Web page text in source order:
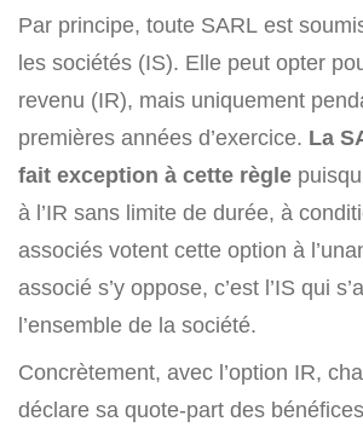
Par principe, toute SARL est
les sociétés (IS). Elle peut opter
revenu (IR), mais uniquement
premières années d’exercice. La
fait exception à cette règle
à l’IR sans limite de durée, à
associés votent cette option à
associé s’y oppose, c’est l’IS qui
l’ensemble de la société.
Concrètement, avec l’option IR,
déclare sa quote-part des